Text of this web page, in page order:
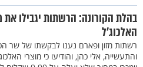
בהלת הקורונה: הרשתות יגבילו את
האלכוג’ל
רשתות מזון ופארם נענו לבקשתו של שר
והתעשייה, אלי כהן, והודיעו כי מוצרי